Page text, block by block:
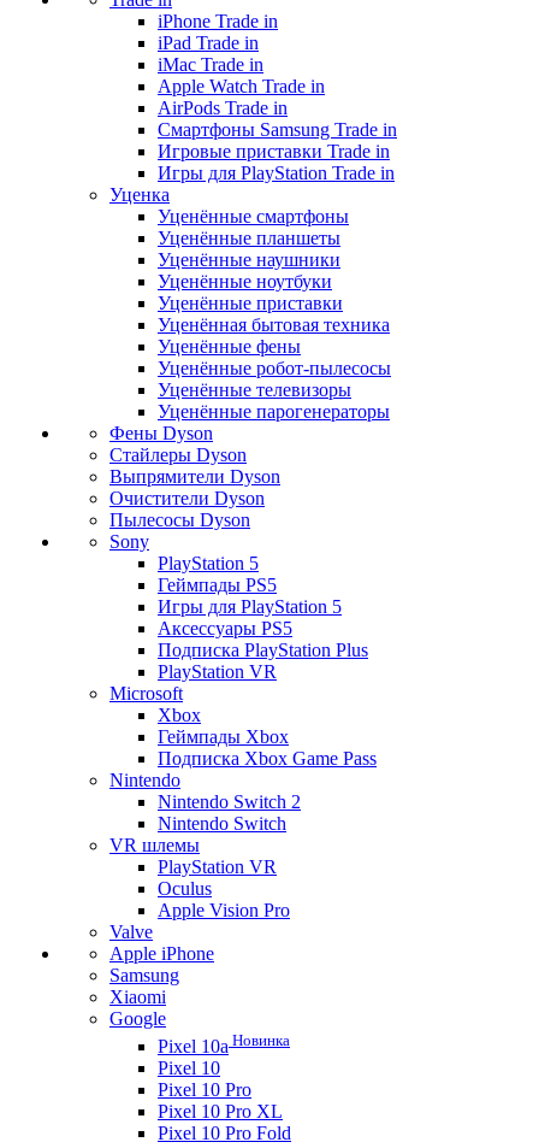
iPhone Trade in
iPad Trade in
iMac Trade in
Apple Watch Trade in
AirPods Trade in
Смартфоны Samsung Trade in
Игровые приставки Trade in
Игры для PlayStation Trade in
Уценка
Уценённые смартфоны
Уценённые планшеты
Уценённые наушники
Уценённые ноутбуки
Уценённые приставки
Уценённая бытовая техника
Уценённые фены
Уценённые робот-пылесосы
Уценённые телевизоры
Уценённые парогенераторы
Фены Dyson
Стайлеры Dyson
Выпрямители Dyson
Очистители Dyson
Пылесосы Dyson
Sony
PlayStation 5
Геймпады PS5
Игры для PlayStation 5
Аксессуары PS5
Подписка PlayStation Plus
PlayStation VR
Microsoft
Xbox
Геймпады Xbox
Подписка Xbox Game Pass
Nintendo
Nintendo Switch 2
Nintendo Switch
VR шлемы
PlayStation VR
Oculus
Apple Vision Pro
Valve
Apple iPhone
Samsung
Xiaomi
Google
Pixel 10a Новинка
Pixel 10
Pixel 10 Pro
Pixel 10 Pro XL
Pixel 10 Pro Fold